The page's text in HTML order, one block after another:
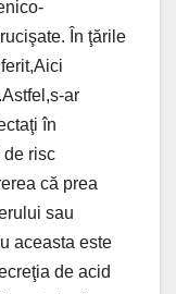
În ţările
ar
în
de risc
că prea
sau
aceasta este
de acid